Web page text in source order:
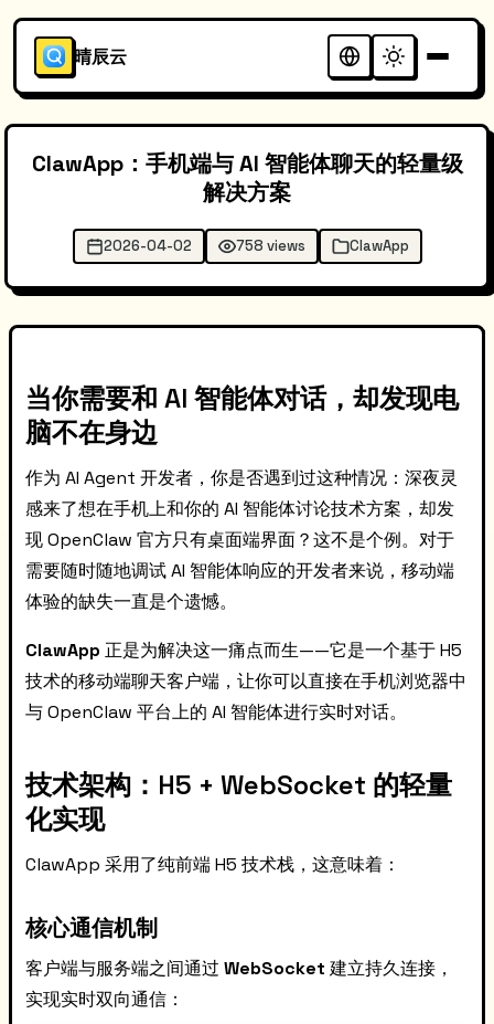
晴辰云
ClawApp：手机端与 AI 智能体聊天的轻量级
解决方案
2026-04-02 758 views ClawApp
当你需要和 AI 智能体对话，却发现电
脑不在身边
作为 AI Agent 开发者，你是否遇到过这种情况：深夜灵
感来了想在手机上和你的 AI 智能体讨论技术方案，却发
现 OpenClaw 官方只有桌面端界面？这不是个例。对于
需要随时随地调试 AI 智能体响应的开发者来说，移动端
体验的缺失一直是个遗憾。
ClawApp 正是为解决这一痛点而生——它是一个基于 H5
技术的移动端聊天客户端，让你可以直接在手机浏览器中
与 OpenClaw 平台上的 AI 智能体进行实时对话。
技术架构：H5 + WebSocket 的轻量
化实现
ClawApp 采用了纯前端 H5 技术栈，这意味着：
核心通信机制
客户端与服务端之间通过 WebSocket 建立持久连接，
实现实时双向通信：